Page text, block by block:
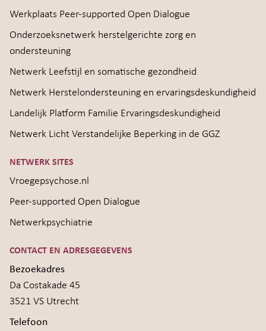
Werkplaats Peer-supported Open Dialogue
Onderzoeksnetwerk herstelgerichte zorg en
ondersteuning
Netwerk Leefstijl en somatische gezondheid
Netwerk Herstelondersteuning en ervaringsdeskundigheid
Landelijk Platform Familie Ervaringsdeskundigheid
Netwerk Licht Verstandelijke Beperking in de GGZ
NETWERK SITES
Vroegepsychose.nl
Peer-supported Open Dialogue
Netwerkpsychiatrie
CONTACT EN ADRESGEGEVENS
Bezoekadres
Da Costakade 45
3521 VS Utrecht
Telefoon